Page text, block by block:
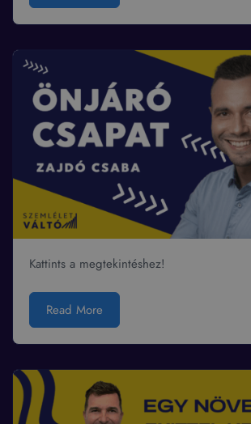
Kattints a megtekintéshez!
Read More